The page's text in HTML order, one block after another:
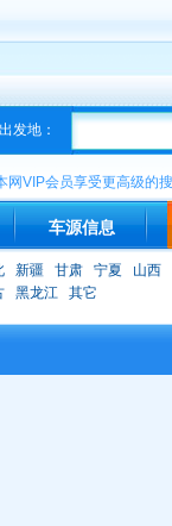
出发地：
网VIP会员享受更高级的
车源信息
新疆 甘肃 宁夏
山西
黑龙江 其它